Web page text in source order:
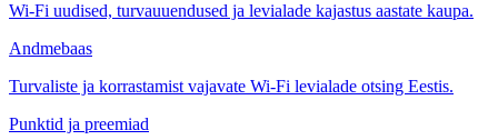
Wi-Fi uudised, turvauuendused ja levialade kajastus aastate kaupa.
Andmebaas
Turvaliste ja korrastamist vajavate Wi-Fi levialade otsing Eestis.
Punktid ja preemiad